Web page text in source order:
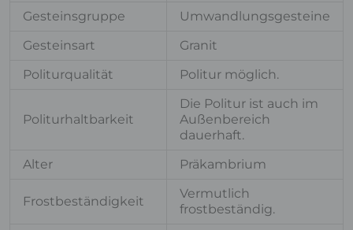
Gesteinsgruppe
Umwandlungsgesteine
Gesteinsart
Granit
Politurqualität
Politur möglich.
Politurhaltbarkeit
Die Politur ist auch im
Außenbereich
dauerhaft.
Alter
Präkambrium
Frostbeständigkeit
Vermutlich
frostbeständig.